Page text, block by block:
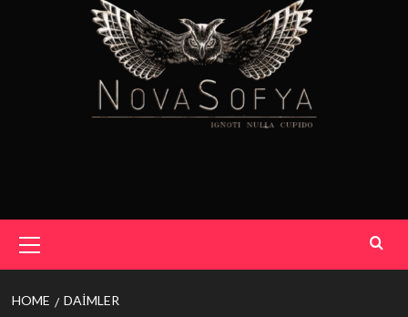
Menu
HOME DAIMLER